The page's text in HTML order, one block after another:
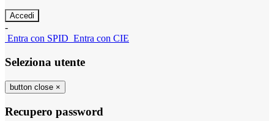
-
Entra con SPID Entra con CIE
Seleziona utente
button close ×
Recupero password